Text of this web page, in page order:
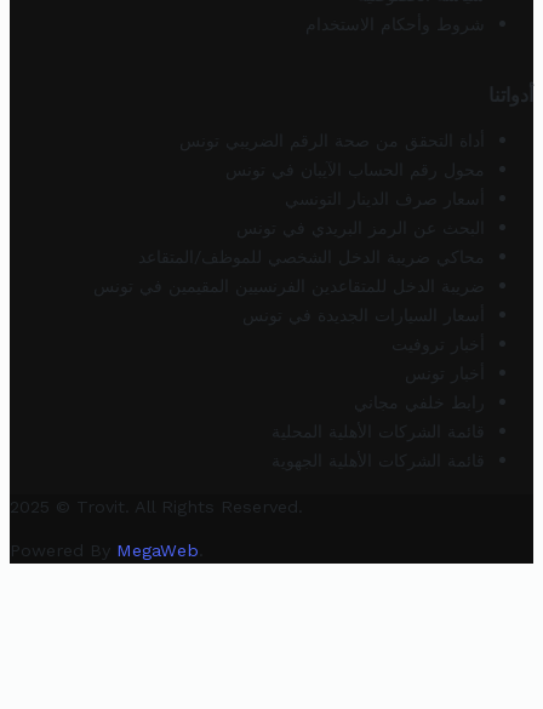
شروط وأحكام الاستخدام
أدواتنا
أداة التحقق من صحة الرقم الضريبي تونس
محول رقم الحساب الآيبان في تونس
أسعار صرف الدينار التونسي
البحث عن الرمز البريدي في تونس
محاكي ضريبة الدخل الشخصي للموظف/المتقاعد
ضريبة الدخل للمتقاعدين الفرنسيين المقيمين في تونس
أسعار السيارات الجديدة في تونس
أخبار تروفيت
أخبار تونس
رابط خلفي مجاني
قائمة الشركات الأهلية المحلية
قائمة الشركات الأهلية الجهوية
2025 © Trovit. All Rights Reserved.
Powered By MegaWeb